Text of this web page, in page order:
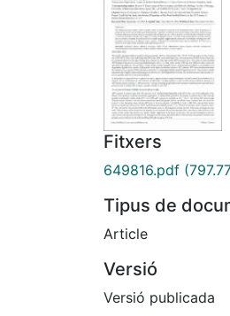
Fitxers
649816.pdf
Tipus de
Article
Versió
Versió publicada